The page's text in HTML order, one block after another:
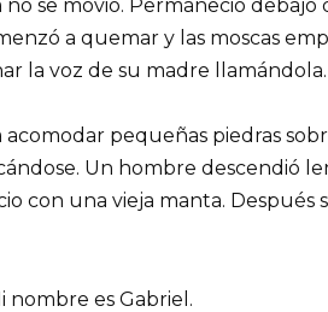
se movió. Permaneció debajo
a quemar y las moscas
la voz de su madre
pequeñas piedras
Un hombre descendió
con una vieja manta. Después
nombre es Gabriel.